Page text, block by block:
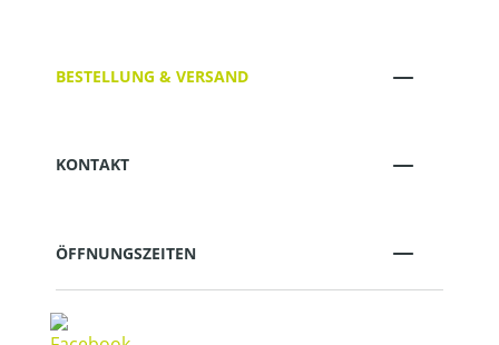
BESTELLUNG & VERSAND
KONTAKT
ÖFFNUNGSZEITEN